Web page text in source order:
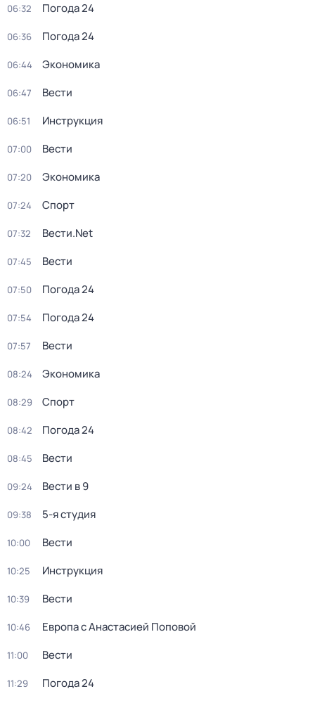
06:32 Погода 24
06:36 Погода 24
06:44 Экономика
06:47 Вести
06:51 Инструкция
07:00 Вести
07:20 Экономика
07:24 Спорт
07:32 Вести.Net
07:45 Вести
07:50 Погода 24
07:54 Погода 24
07:57 Вести
08:24 Экономика
08:29 Спорт
08:42 Погода 24
08:45 Вести
09:24 Вести в 9
09:38 5-я студия
10:00 Вести
10:25 Инструкция
10:39 Вести
10:46 Европа с Анастасией Поповой
11:00 Вести
11:29 Погода 24